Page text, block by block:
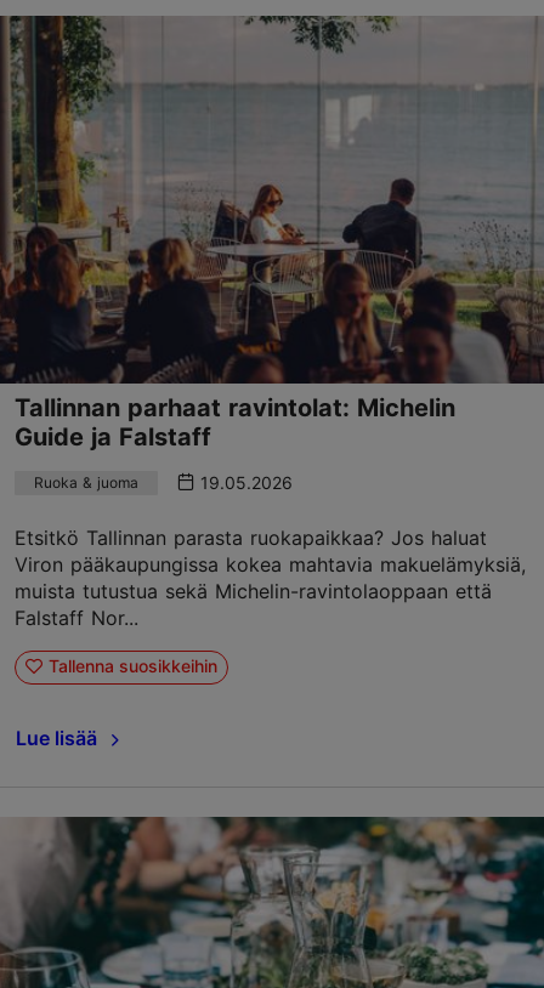
Tallinnan parhaat ravintolat: Michelin
Guide ja Falstaff
Ruoka & juoma 19.05.2026
Etsitkö Tallinnan parasta ruokapaikkaa? Jos haluat
Viron pääkaupungissa kokea mahtavia makuelämyksiä,
muista tutustua sekä Michelin-ravintolaoppaan että
Falstaff Nor...
Tallenna suosikkeihin
Lue lisää